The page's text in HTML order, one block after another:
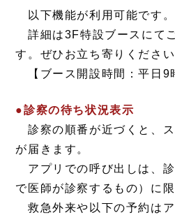
以下機能が利用可能です。
詳細は3F特設ブースにて
す。ぜひお立ち寄りください
【ブース開設時間：平日9
●診察の待ち状況表示
診察の順番が近づくと、
が届きます。
アプリでの呼び出しは、
で医師が診察するもの）に限
救急外来や以下の予約は